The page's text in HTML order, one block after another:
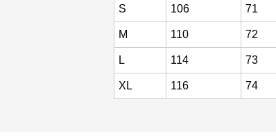
S 106 71
M 110 72
L 114 73
XL 116 74